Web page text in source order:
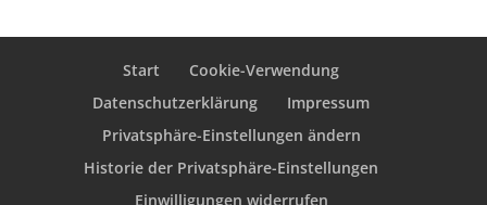
Start
Cookie-Verwendung
Datenschutzerklärung
Impressum
Privatsphäre-Einstellungen ändern
Historie der Privatsphäre-Einstellungen
Einwilligungen widerrufen